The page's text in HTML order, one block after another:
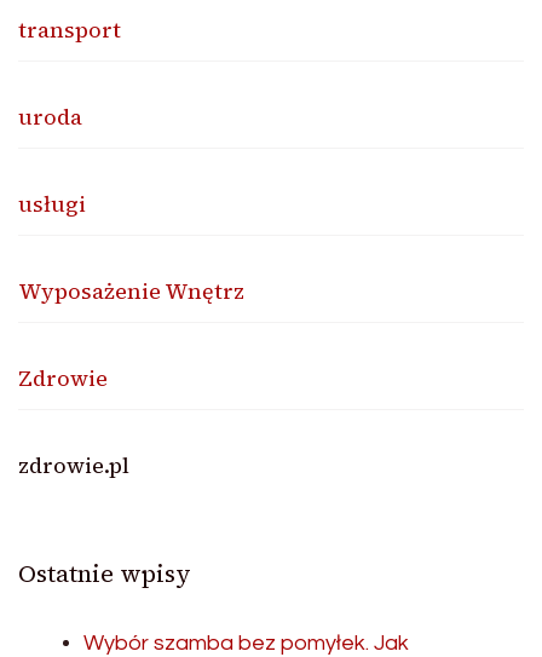
transport
uroda
usługi
Wyposażenie Wnętrz
Zdrowie
zdrowie.pl
Ostatnie wpisy
Wybór szamba bez pomyłek. Jak